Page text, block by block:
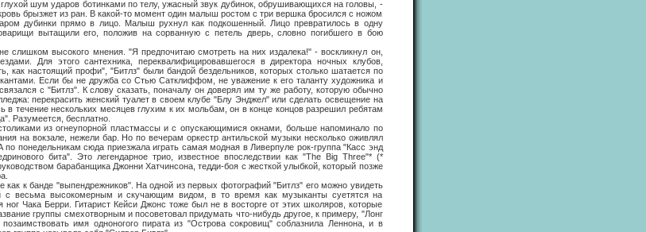
шум ударов ботинками по телу, ужасный звук дубинок, обрушивающихся на головы, -
брызжет из ран. В какой-то момент один малыш ростом с три вершка бросился с ножом
дубинки прямо в лицо. Малыш рухнул как подкошенный. Лицо превратилось в одну
вытащили его, положив на сорванную с петель дверь, словно погибшего в бою
высокого мнения. "Я предпочитаю смотреть на них издалека!" - воскликнул он,
Для этого сантехника, переквалифицировавшегося в директора ночных клубов,
как настоящий профи", "Битлз" были бандой бездельников, которых столько шатается по
Если бы не дружба со Стью Сатклиффом, не уважение к его таланту художника и
с "Битлз". К слову сказать, поначалу он доверял им ту же работу, которую обычно
перекрасить женский туалет в своем клубе "Блу Энджел" или сделать освещение на
в течение нескольких месяцев глухим к их мольбам, он в конце концов разрешил ребятам
Разумеется, бесплатно.
из огнеупорной пластмассы и с опускающимися окнами, больше напоминало по
на вокзале, нежели бар. Но по вечерам оркестр антильской музыки несколько оживлял
понедельникам сюда приезжала играть самая модная в Ливерпуле рок-группа "Касс энд
бита". Это легендарное трио, известное впоследствии как "The Big Three"* (*
барабанщика Джонни Хатчинсона, тедди-боя с жесткой улыбкой, который позже
к банде "выпендрежников". На одной из первых фотографий "Битлз" его можно увидеть
с весьма высокомерным и скучающим видом, в то время как музыканты суетятся на
ног Чака Берри. Гитарист Кейси Джонс тоже был не в восторге от этих школяров, которые
группы смехотворным и посоветовал придумать что-нибудь другое, к примеру, "Лонг
имя одноногого пирата из "Острова сокровищ" соблазнила Леннона, и в